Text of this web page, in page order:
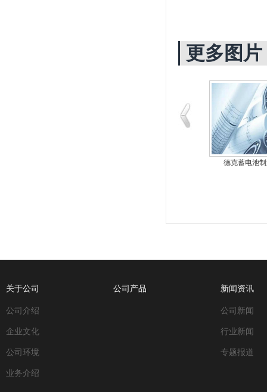
更多图片
德克蓄电池
关于公司
公司介绍
企业文化
公司环境
业务介绍
公司产品 新闻资讯
公司新闻
行业新闻
专题报道